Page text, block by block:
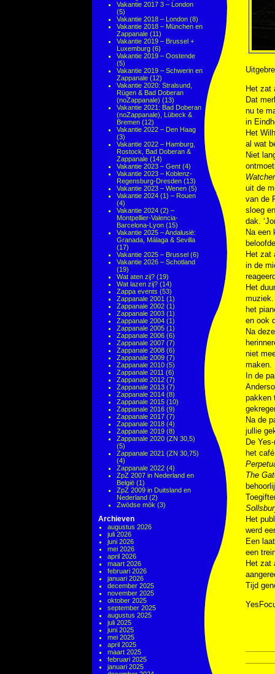
Vakantie 2017 3 – London
(5)
Vakantie 2018 – London (8)
Vakantie 2018 – München en
Zappanale (11)
Vakantie 2019 – Brussel +
Luxemburg (6)
Vakantie 2019 – Oostende
(5)
Vakantie 2019 – Schwerin en
Zappanale (12)
Vakantie 2020: Stralsund,
Rügen & Bad Doberan
(noZappanale) (13)
Vakantie 2021: Bad Doberan
(noZappanale), Lübeck &
Bremen (12)
Vakantie 2022 – Den Haag
(3)
Vakantie 2022 – Hamburg,
Rostock, Bad Doberan &
Zappanale (14)
Vakantie 2023 – Gent (4)
Vakantie 2023 – Koblenz-
Regensburg-Dresden (13)
Vakantie 2023 – Wenen (5)
Vakantie 2024 (1) – Rouen
(4)
Vakantie 2024 (2) –
Montpellier-Valencia-
Barcelona-Lyon (15)
Vakantie 2025 – Andalusië:
Granada, Málaga & Sevilla
(17)
Vakantie 2025 – Brussel (6)
Vakantie 2026 – Schotland
(19)
Wat aten zij? (19)
Wat lazen zij? (14)
Zappa events (53)
Zappanale 2001 (1)
Zappanale 2002 (1)
Zappanale 2003 (1)
Zappanale 2004 (1)
Zappanale 2005 (1)
Zappanale 2006 (6)
Zappanale 2007 (7)
Zappanale 2008 (6)
Zappanale 2009 (7)
Zappanale 2010 (5)
Zappanale 2011 (6)
Zappanale 2012 (7)
Zappanale 2013 (7)
Zappanale 2014 (8)
Zappanale 2015 (10)
Zappanale 2016 (9)
Zappanale 2017 (7)
Zappanale 2018 (4)
Zappanale 2019 (8)
Zappanale 2020 (ZN 30,5)
(5)
Zappanale 2021 (ZN 30,75)
(4)
Zappanale 2022 (4)
ZpZ 2007 in Nederland en
België (1)
ZpZ 2009 in Duitsland en
Nederland (2)
Zwödse mök (3)
Archieven
augustus 2026
juli 2026
juni 2026
mei 2026
april 2026
maart 2026
februari 2026
januari 2026
december 2025
november 2025
oktober 2025
september 2025
augustus 2025
juli 2025
juni 2025
mei 2025
april 2025
maart 2025
februari 2025
januari 2025
Het zat
Dat
nu te
in
Het
al wat
Niet
uit de
van de
sloeg
dak.
Na een
Het zat
in de
Het
het
en ook
Na
niet
maken.
In de
pakken
Na de
jullie
De
het
The
Het
werd
Een
een
Het zat
Tijd